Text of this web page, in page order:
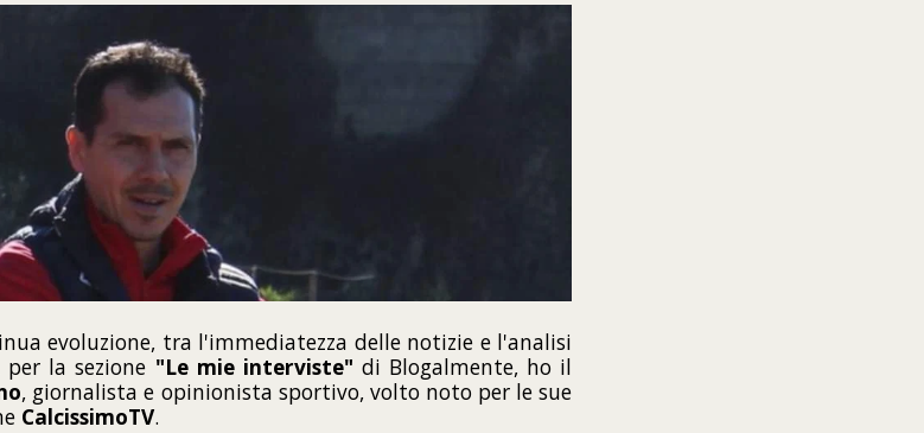
evoluzione, tra l'immediatezza delle notizie e l'analisi
la sezione "Le mie interviste" di Blogalmente, ho il
, giornalista e opinionista sportivo, volto noto per le sue
CalcissimoTV.